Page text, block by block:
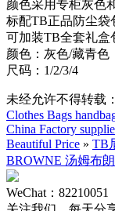
颜色采用专柜灰色
标配TB正品防尘袋
可加装TB全套礼盒
颜色：灰色/藏青色
尺码：1/2/3/4
未经允许不得转载：
Clothes Bags
China Factory
Beautiful Price » TB
BROWNE 汤姆布
WeChat：82210051